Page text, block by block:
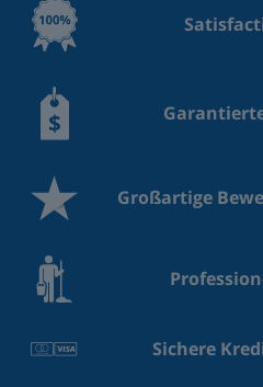
Großartige
Sichere